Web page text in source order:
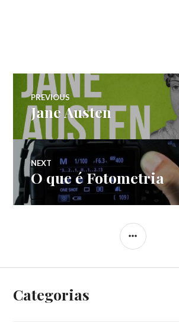
Navegação
de
Post
PREVIOUS
Previous
post:
Jane Austen
NEXT
Next
post:
O que é Fotometria
SIDEBAR
Categorias